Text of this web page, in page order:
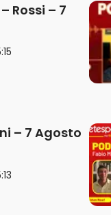
Rossi – 7
– 7 Agosto